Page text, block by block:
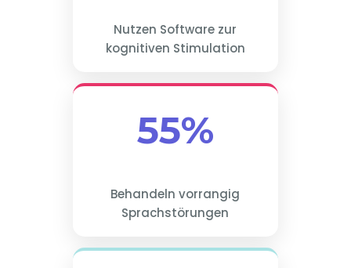
Nutzen Software zur
kognitiven Stimulation
55%
Behandeln vorrangig
Sprachstörungen